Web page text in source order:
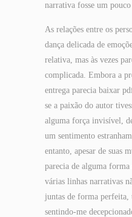
narrativa fosse um pouco
As relações entre os
dança delicada de
relativa, mas às vezes
complicada. Embora a
entrega parecia baixar
se a paixão do autor
alguma força invisível,
um sentimento
entanto, apesar de suas
parecia de alguma forma
várias linhas narrativas
juntas de forma
sentindo-me